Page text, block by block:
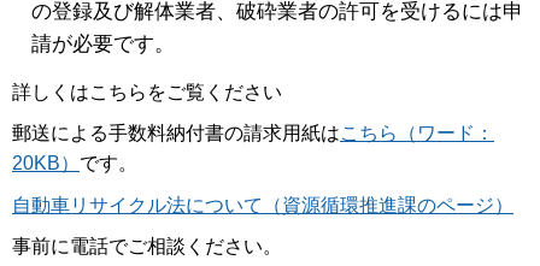
の登録及び解体業者、破砕業者の許可を受けるには申
請が必要です。
詳しくはこちらをご覧ください
郵送による手数料納付書の請求用紙はこちら（ワード：
20KB） です。
自動車リサイクル法について（資源循環推進課のページ）
事前に電話でご相談ください。